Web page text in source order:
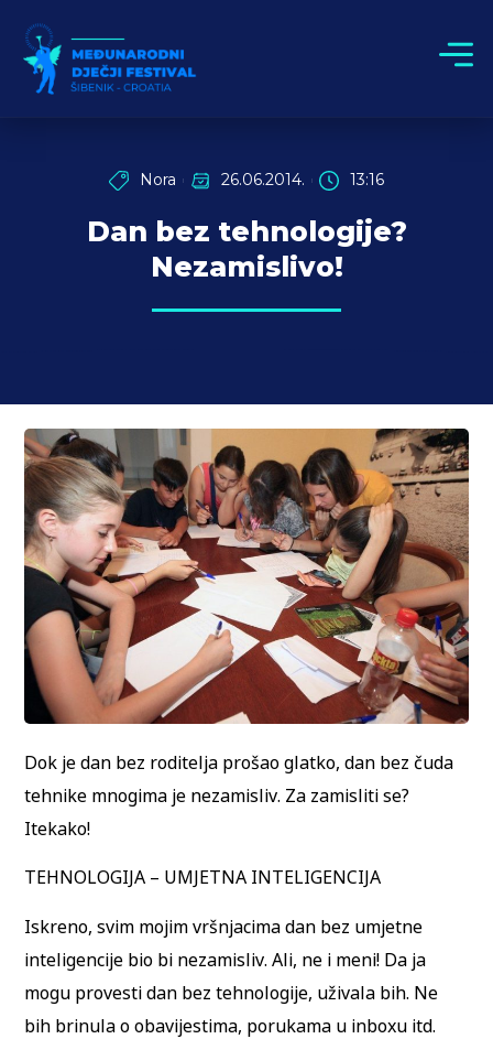
Nora 26.06.2014. 13:16
Dan bez tehnologije?
Nezamislivo!
Dok je dan bez roditelja prošao glatko, dan bez čuda
tehnike mnogima je nezamisliv. Za zamisliti se?
Itekako!
TEHNOLOGIJA – UMJETNA INTELIGENCIJA
Iskreno, svim mojim vršnjacima dan bez umjetne
inteligencije bio bi nezamisliv. Ali, ne i meni! Da ja
mogu provesti dan bez tehnologije, uživala bih. Ne
bih brinula o obavijestima, porukama u inboxu itd.